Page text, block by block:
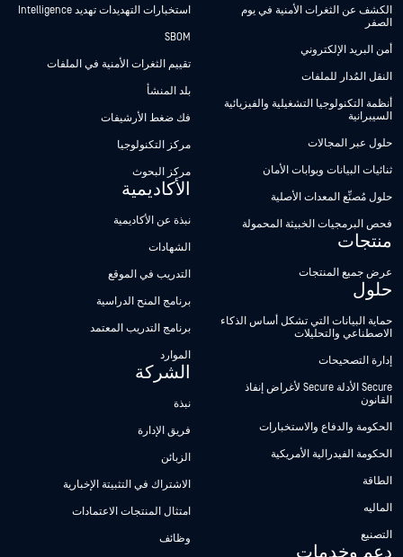
الكشف عن الثغرات الأمنية في يوم
الصفر
أمن البريد الإلكتروني
النقل المُدار للملفات
أنظمة التكنولوجيا التشغيلية والفيزيائية
السيبرانية
حلول عبر المجالات
ثنائيات البيانات وبوابات الأمان
حلول مُصنِّع المعدات الأصلية
فحص البرمجيات الخبيثة المحمولة
منتجات
عرض جميع المنتجات
حلول
حماية البيانات التي تشكل أساس الذكاء
الاصطناعي والتحليلات
إدارة التصحيحات
Secure الأدلة Secure لأغراض إنفاذ
القانون
الحكومة والدفاع والاستخبارات
الحكومة الفيدرالية الأمريكية
الطاقة
الماليه
التصنيع
دعم وخدمات
استخبارات التهديدات تهديد Intelligence
SBOM
تقييم الثغرات الأمنية في الملفات
بلد المنشأ
فك ضغط الأرشيفات
مركز التكنولوجيا
مركز البحوث
الأكاديمية
نبذة عن الأكاديمية
الشهادات
التدريب في الموقع
برنامج المنح الدراسية
برنامج التدريب المعتمد
الموارد
الشركة
نبذة
فريق الإدارة
الزبائن
الاشتراك في التثبيتة الإخبارية
امتثال المنتجات الاعتمادات
وظائف